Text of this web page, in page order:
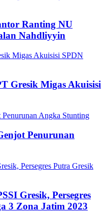
Ranting NU
Nahdliyyin
Gresik Migas Akuisisi
Penurunan
Gresik, Persegres
3 Zona Jatim 2023